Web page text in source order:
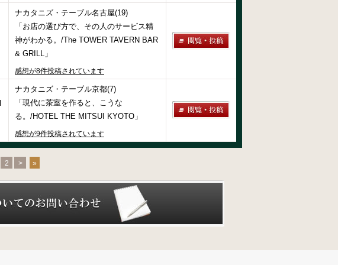
ナカタニズ・テーブル名古屋(19)
「お店の選び方で、その人のサービス精
神がわかる。/The TOWER TAVERN BAR
& GRILL」
感想が8件投稿されています
ナカタニズ・テーブル京都(7)
「現代に茶室を作ると、こうな
る。/HOTEL THE MITSUI KYOTO」
感想が9件投稿されています
2 > »